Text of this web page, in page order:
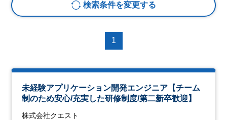
検索条件を変更する
1
未経験アプリケーション開発エンジニア【チーム
制のため安心/充実した研修制度/第二新卒歓迎】
株式会社クエスト